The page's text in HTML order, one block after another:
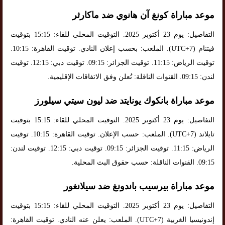
موعد مباراة كونغ آن هانوي ضد ماكارثر
التفاصيل: يوم 23 أكتوبر 2025. التوقيت المحلي للقاء: 15:15 بتوقيت
فيتنام (UTC+7). الملعب: بحسب إعلان النادي. توقيت القاهرة: 10:15.
توقيت الرياض: 11:15. توقيت الجزائر: 09:15. توقيت دبي: 12:15. توقيت
لندن: 09:15. القنوات الناقلة: تُعلن وفق الاتفاقات الإقليمية.
موعد مباراة بانكوك يونايتد ضد ليون سيتي سيلورز
التفاصيل: يوم 23 أكتوبر 2025. التوقيت المحلي للقاء: 15:15 بتوقيت
تايلاند (UTC+7). الملعب: حسب الإعلان. توقيت القاهرة: 10:15. توقيت
الرياض: 11:15. توقيت الجزائر: 09:15. توقيت دبي: 12:15. توقيت لندن:
09:15. القنوات الناقلة: حسب حقوق البث المحلية.
موعد مباراة بيرسيب باندونغ ضد سيلانغور
التفاصيل: يوم 23 أكتوبر 2025. التوقيت المحلي للقاء: 15:15 بتوقيت
إندونيسيا الغربية (UTC+7). الملعب: يعلن عنه النادي. توقيت القاهرة: